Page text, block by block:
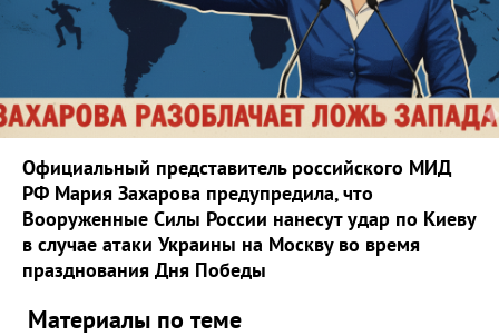
Официальный представитель российского МИД
РФ Мария Захарова предупредила, что
Вооруженные Силы России нанесут удар по Киеву
в случае атаки Украины на Москву во время
празднования Дня Победы
Материалы по теме